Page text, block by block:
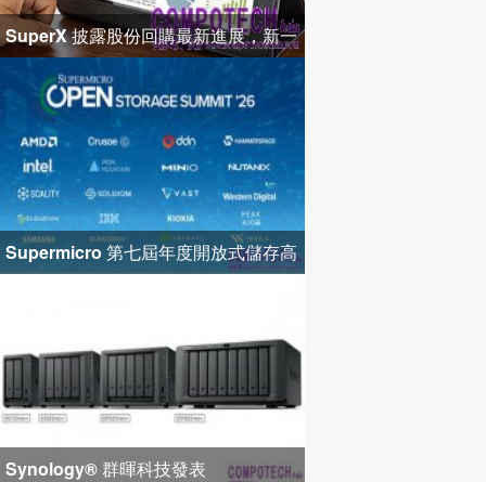
SuperX 披露股份回購最新進展，新一
輪迴購落地堅定長期價值成長
Supermicro 第七屆年度開放式儲存高
Synology® 群暉科技發表